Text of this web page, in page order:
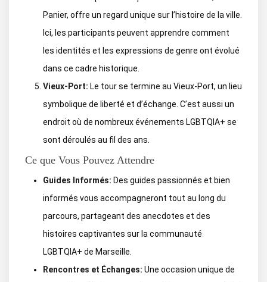
Panier, offre un regard unique sur l’histoire de la ville.
Ici, les participants peuvent apprendre comment
les identités et les expressions de genre ont évolué
dans ce cadre historique.
Vieux-Port: Le tour se termine au Vieux-Port, un lieu
symbolique de liberté et d’échange. C’est aussi un
endroit où de nombreux événements LGBTQIA+ se
sont déroulés au fil des ans.
Ce que Vous Pouvez Attendre
Guides Informés: Des guides passionnés et bien
informés vous accompagneront tout au long du
parcours, partageant des anecdotes et des
histoires captivantes sur la communauté
LGBTQIA+ de Marseille.
Rencontres et Échanges: Une occasion unique de